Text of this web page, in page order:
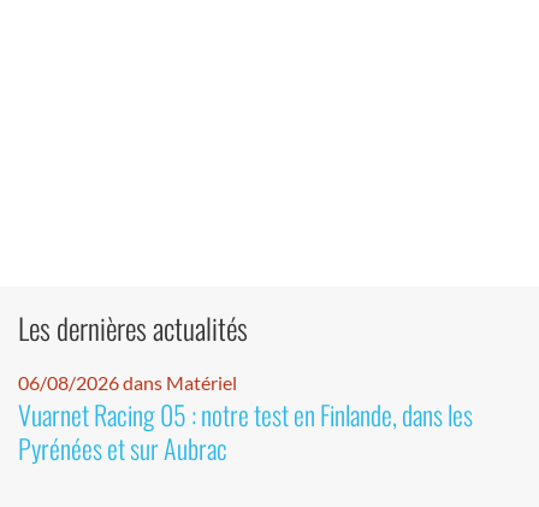
Les dernières actualités
06/08/2026 dans Matériel
Vuarnet Racing 05 : notre test en Finlande, dans les
Pyrénées et sur Aubrac